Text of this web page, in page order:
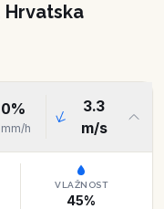
Hrvatska
0%
mm/h
3.3
m/s
VLAŽNOST
45%